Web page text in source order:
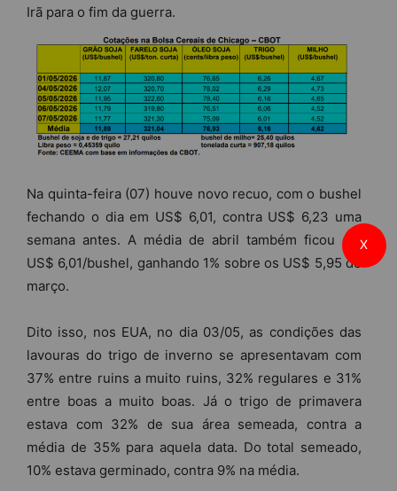
Irã para o fim da guerra.
Na quinta-feira (07) houve novo recuo, com o bushel
fechando o dia em US$ 6,01, contra US$ 6,23 uma
semana antes. A média de abril também ficou em
US$ 6,01/bushel, ganhando 1% sobre os US$ 5,95 de
março.
Dito isso, nos EUA, no dia 03/05, as condições das
lavouras do trigo de inverno se apresentavam com
37% entre ruins a muito ruins, 32% regulares e 31%
entre boas a muito boas. Já o trigo de primavera
estava com 32% de sua área semeada, contra a
média de 35% para aquela data. Do total semeado,
10% estava germinado, contra 9% na média.
X